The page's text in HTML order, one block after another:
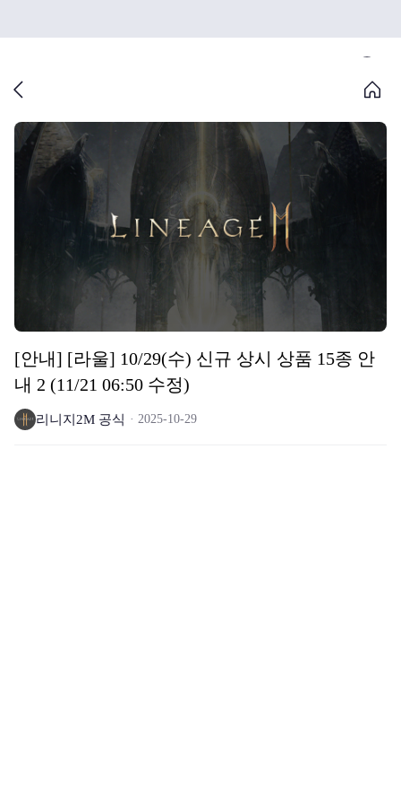
[안내] [라울] 10/29(수) 신규 상시 상품 15종 안
내 2 (11/21 06:50 수정)
리니지2M 공식 2025-10-29